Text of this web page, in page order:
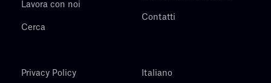
Lavora con noi
Cerca
Contatti
Privacy Policy Italiano